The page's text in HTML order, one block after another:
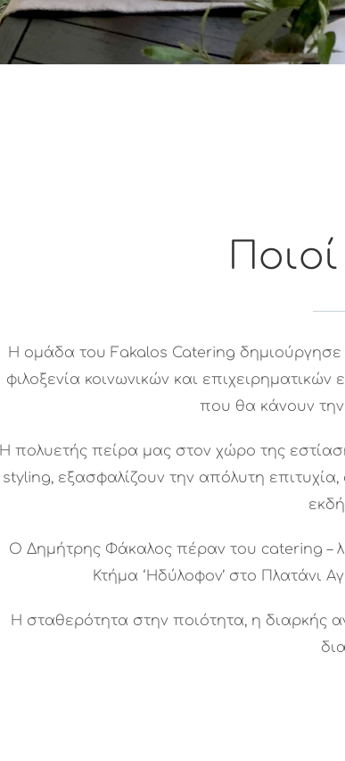
Η ομάδα του Fakalos Catering δημιούργησε
φιλοξενία κοινωνικών και
που θα κάνουν
Η πολυετής πείρα μας στον χώρο της
styling, εξασφαλίζουν την απόλυτη
Ο Δημήτρης Φάκαλος πέραν του catering –
Κτήμα ‘Ηδύλοφον’ στο Πλατάνι
Η σταθερότητα στην ποιότητα, η διαρκής